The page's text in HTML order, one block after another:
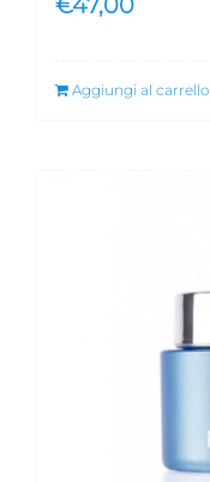
Aggiungi al carrello